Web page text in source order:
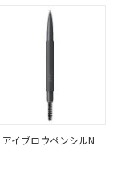
アイブロウペンシルN